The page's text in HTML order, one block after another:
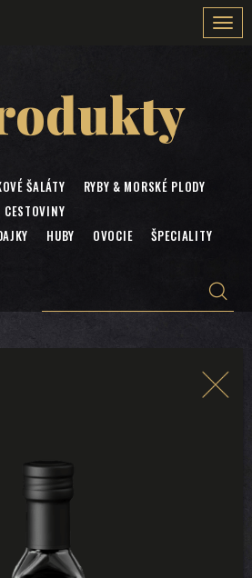
ŠALÁTY
RYBY & MORSKÉ PLODY
CESTOVINY
HUBY OVOCIE ŠPECIALITY